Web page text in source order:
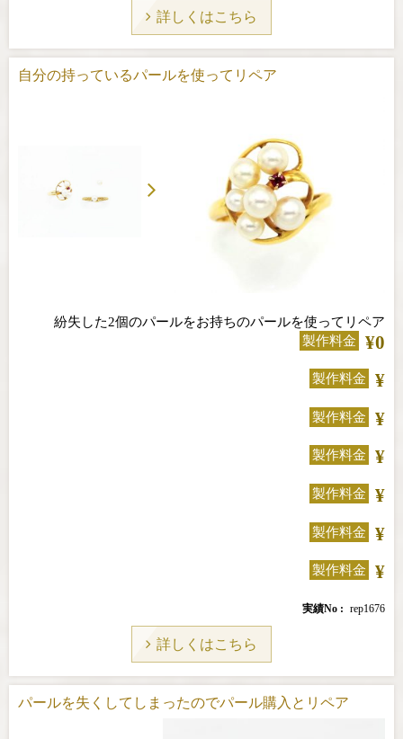
詳しくはこちら
自分の持っているパールを使ってリペア
紛失した2個のパールをお持ちのパールを使ってリペア
製作料金
¥0
製作料金 ¥
製作料金 ¥
製作料金 ¥
製作料金 ¥
製作料金 ¥
製作料金 ¥
実績No rep1676
詳しくはこちら
パールを失くしてしまったのでパール購入とリペア